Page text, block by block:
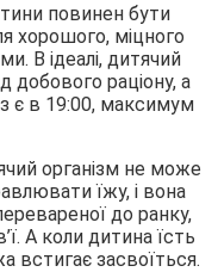
повинен бути
хорошого, міцного
В ідеалі, дитячий
добового раціону, а
є в 19:00, максимум
організм не може
їжу, і вона
до ранку,
А коли дитина їсть
встигає засвоїться.